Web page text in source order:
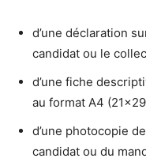
d’une déclaration
candidat ou le
d’une fiche
au format A4
d’une photocopie
candidat ou du